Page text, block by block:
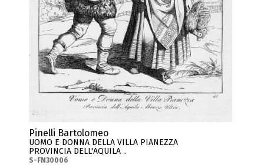
Pinelli Bartolomeo
UOMO E DONNA DELLA VILLA PIANEZZA
PROVINCIA DELL'AQUILA ..
S-FN30006